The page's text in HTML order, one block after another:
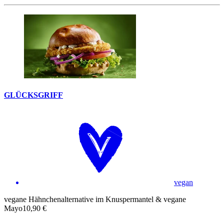
GLÜCKSGRIFF
vegan
vegane Hähnchenalternative im Knuspermantel & vegane
Mayo10,90 €